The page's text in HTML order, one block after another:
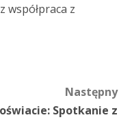
współpraca z
Następny
Spotkanie z